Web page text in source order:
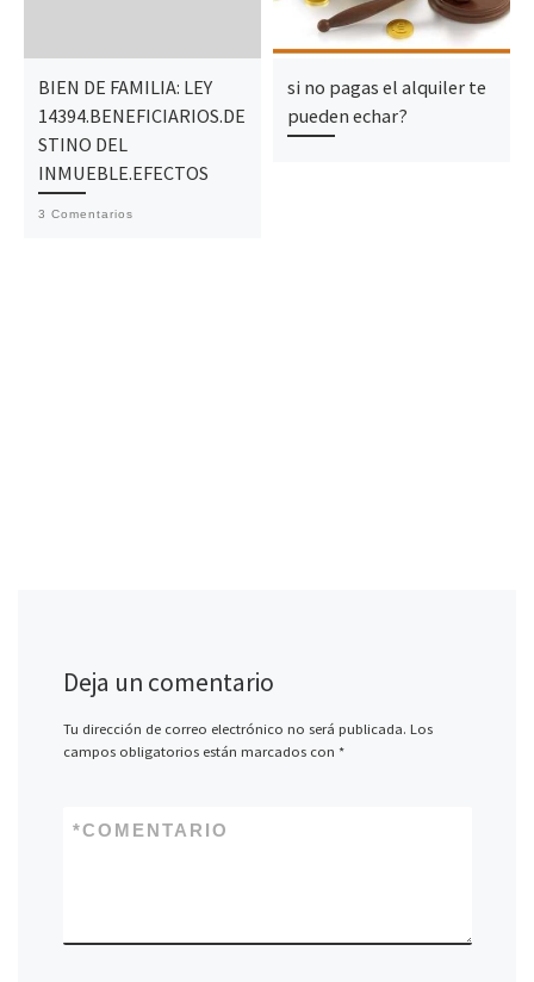
BIEN DE FAMILIA: LEY
14394.BENEFICIARIOS.DE
STINO DEL
INMUEBLE.EFECTOS
3 Comentarios
si no pagas el alquiler te
pueden echar?
Deja un comentario
Tu dirección de correo electrónico no será publicada. Los
campos obligatorios están marcados con *
COMENTARIO
*